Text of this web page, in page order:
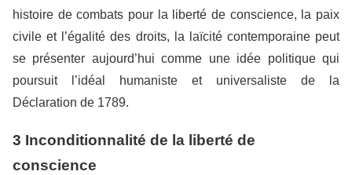
histoire de combats pour la liberté de conscience, la paix
civile et l’égalité des droits, la laïcité contemporaine peut
se présenter aujourd’hui comme une idée politique qui
poursuit l’idéal humaniste et universaliste de la
Déclaration de 1789.
3 Inconditionnalité de la liberté de
conscience